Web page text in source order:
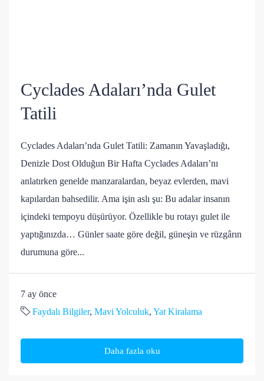
Cyclades Adaları’nda Gulet
Tatili
Cyclades Adaları’nda Gulet Tatili: Zamanın Yavaşladığı,
Denizle Dost Olduğun Bir Hafta Cyclades Adaları’nı
anlatırken genelde manzaralardan, beyaz evlerden, mavi
kapılardan bahsedilir. Ama işin aslı şu: Bu adalar insanın
içindeki tempoyu düşürüyor. Özellikle bu rotayı gulet ile
yaptığınızda… Günler saate göre değil, güneşin ve rüzgârın
durumuna göre...
7 ay önce
Faydalı Bilgiler, Mavi Yolculuk, Yat Kiralama
Daha fazla oku